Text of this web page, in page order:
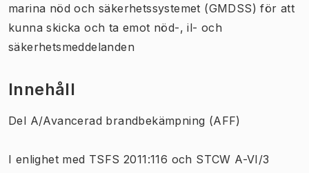
marina nöd och säkerhetssystemet (GMDSS) för att
kunna skicka och ta emot nöd-, il- och
säkerhetsmeddelanden
Innehåll
Del A/Avancerad brandbekämpning (AFF)
I enlighet med TSFS 2011:116 och STCW A-VI/3